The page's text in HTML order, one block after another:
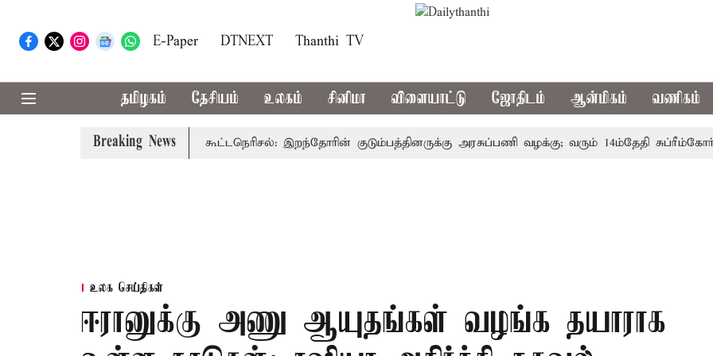
E-Paper DTNEXT Thanthi TV
தமிழகம் தேசியம் உலகம் சினிமா விளையாட்டு ஜோதிடம் ஆன்மிகம் வணிகம்
Breaking News
அமைச்சர் விஜய் கரூர் கூட்டநெரிசல்: இறந்தோரின் குடும்பத்தினருக்கு அரசுப்பணி வழக்கு; வரும் 14ம்தேதி
உலக செய்திகள்
ஈரானுக்கு அணு ஆயுதங்கள் வழங்க தயாராக